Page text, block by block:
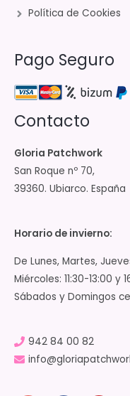
Política de Cookies
Pago Seguro
Contacto
Gloria Patchwork
San Roque nº 70,
39360. Ubiarco. España
Horario de invierno:
De Lunes, Martes,
Miércoles: 11:30-13:00 y
Sábados y Domingos
942 84 00 82